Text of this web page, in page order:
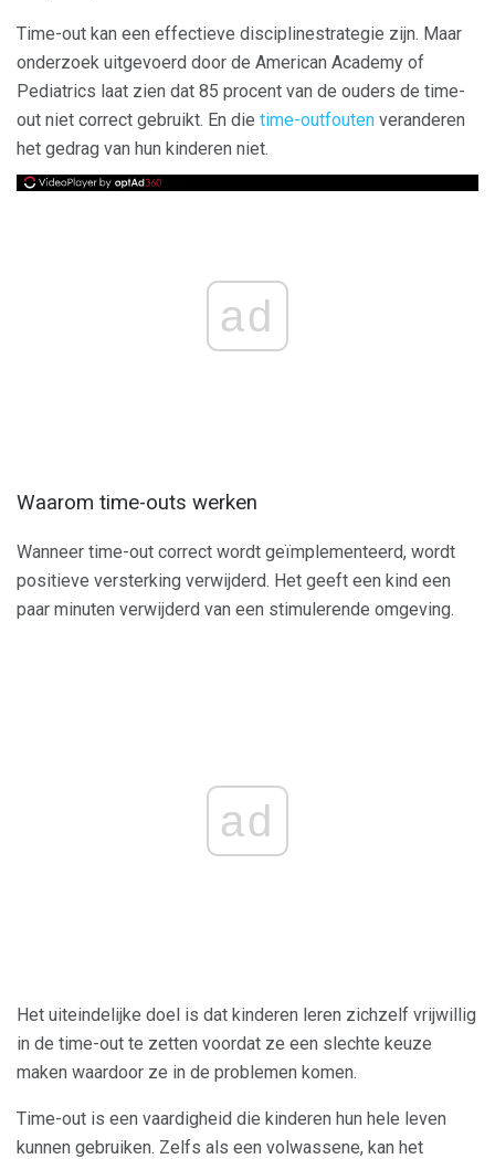
Time-out kan een effectieve disciplinestrategie zijn. Maar
onderzoek uitgevoerd door de American Academy of
Pediatrics laat zien dat 85 procent van de ouders de time-
out niet correct gebruikt. En die time-outfouten veranderen
het gedrag van hun kinderen niet.
ad
Waarom time-outs werken
Wanneer time-out correct wordt geïmplementeerd, wordt
positieve versterking verwijderd. Het geeft een kind een
paar minuten verwijderd van een stimulerende omgeving.
ad
Het uiteindelijke doel is dat kinderen leren zichzelf vrijwillig
in de time-out te zetten voordat ze een slechte keuze
maken waardoor ze in de problemen komen.
Time-out is een vaardigheid die kinderen hun hele leven
kunnen gebruiken. Zelfs als een volwassene, kan het